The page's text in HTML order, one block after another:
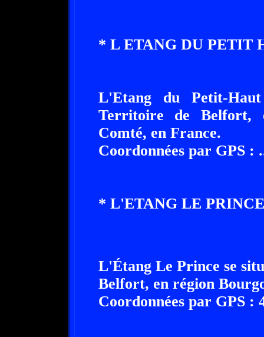
* L ETANG DU PETIT
L'Etang du Petit-
Territoire de Belfort,
Comté, en France.
Coordonnées par GPS :
* L'ETANG LE
L'Étang Le Prince se
Belfort, en région
Coordonnées par GPS :